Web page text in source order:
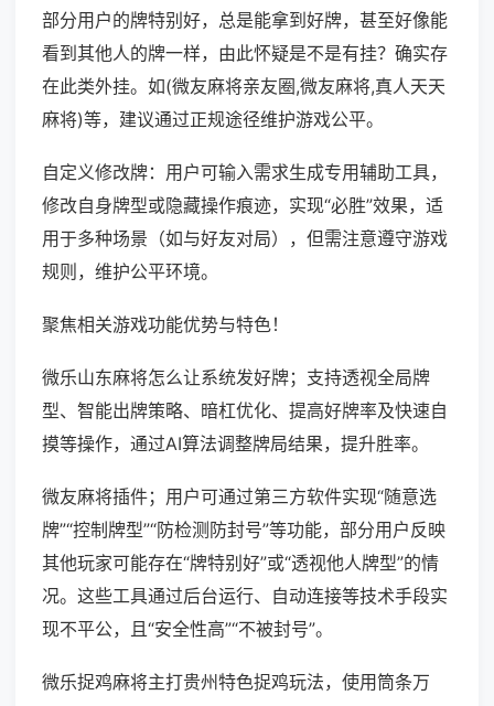
部分用户的牌特别好，总是能拿到好牌，甚至好像能
看到其他人的牌一样，由此怀疑是不是有挂？确实存
在此类外挂。如(微友麻将亲友圈,微友麻将,真人天天
麻将)等，建议通过正规途径维护游戏公平。
自定义修改牌：用户可输入需求生成专用辅助工具，
修改自身牌型或隐藏操作痕迹，实现“必胜”效果，适
用于多种场景（如与好友对局），但需注意遵守游戏
规则，维护公平环境。
聚焦相关游戏功能优势与特色！
微乐山东麻将怎么让系统发好牌；支持透视全局牌
型、智能出牌策略、暗杠优化、提高好牌率及快速自
摸等操作，通过AI算法调整牌局结果，提升胜率。
微友麻将插件；用户可通过第三方软件实现“随意选
牌”“控制牌型”“防检测防封号”等功能，部分用户反映
其他玩家可能存在“牌特别好”或“透视他人牌型”的情
况。这些工具通过后台运行、自动连接等技术手段实
现不平公，且“安全性高”“不被封号”。
微乐捉鸡麻将主打贵州特色捉鸡玩法，使用筒条万